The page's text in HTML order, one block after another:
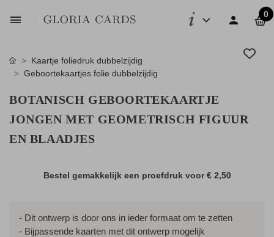
0
Kaartje foliedruk dubbelzijdig
Geboortekaartjes folie dubbelzijdig
BOTANISCH GEBOORTEKAARTJE
JONGEN MET GEOMETRISCH FIGUUR
EN BLAADJES
Bestel gemakkelijk een proefdruk voor€ 2,50
- Dit ontwerp is door ons in ieder formaat om te zetten
- Bijpassende kaarten met dit ontwerp mogelijk